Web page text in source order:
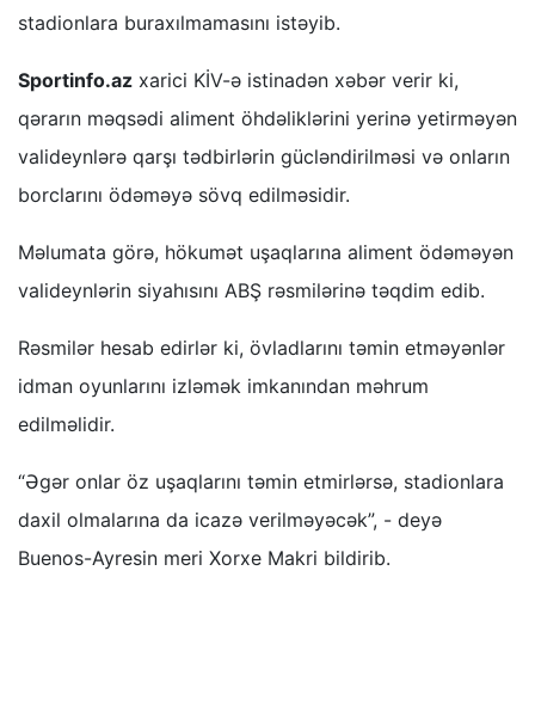
stadionlara buraxılmamasını istəyib.
Sportinfo.az xarici KİV-ə istinadən xəbər verir ki,
qərarın məqsədi aliment öhdəliklərini yerinə yetirməyən
valideynlərə qarşı tədbirlərin gücləndirilməsi və onların
borclarını ödəməyə sövq edilməsidir.
Məlumata görə, hökumət uşaqlarına aliment ödəməyən
valideynlərin siyahısını ABŞ rəsmilərinə təqdim edib.
Rəsmilər hesab edirlər ki, övladlarını təmin etməyənlər
idman oyunlarını izləmək imkanından məhrum
edilməlidir.
“Əgər onlar öz uşaqlarını təmin etmirlərsə, stadionlara
daxil olmalarına da icazə verilməyəcək”, - deyə
Buenos-Ayresin meri Xorxe Makri bildirib.